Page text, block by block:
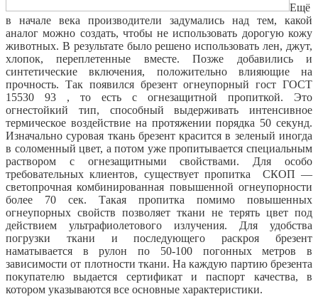
Ещё
в начале века производители задумались над тем, какой
аналог можно создать, чтобы не использовать дорогую кожу
животных. В результате было решено использовать лен, джут,
хлопок, переплетенные вместе. Позже добавились и
синтетические включения, положительно влияющие на
прочность. Так появился брезент огнеупорный гост ГОСТ
15530 93 , то есть с огнезащитной пропиткой. Это
огнестойкий тип, способный выдерживать интенсивное
термическое воздействие на протяжении порядка 50 секунд.
Изначально суровая ткань брезент красится в зеленый иногда
в соломенный цвет, а потом уже пропитывается специальным
раствором с огнезащитными свойствами. Для особо
требовательных клиентов, существует пропитка СКОП —
светопрочная комбинированная повышенной огнеупорности
более 70 сек. Такая пропитка помимо повышенных
огнеупорных свойств позволяет ткани не терять цвет под
действием ультрафиолетового излучения. Для удобства
погрузки ткани и последующего раскроя брезент
наматывается в рулон по 50-100 погонных метров в
зависимости от плотности ткани. На каждую партию брезента
покупателю выдается сертификат и паспорт качества, в
котором указываются все основные характеристики.